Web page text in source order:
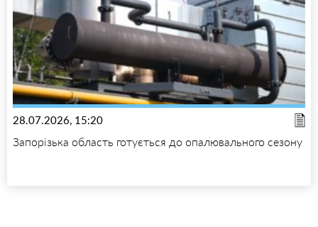
28.07.2026, 15:20
Запорізька область готується до опалювального сезону